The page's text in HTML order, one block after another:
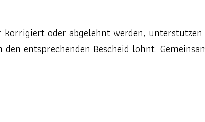
oder abgelehnt werden,
entsprechenden Bescheid lohnt.